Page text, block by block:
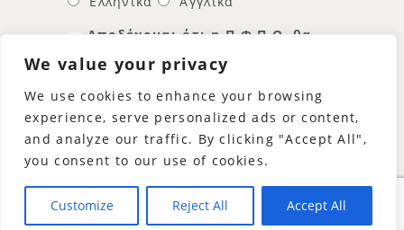
We value your privacy
We use cookies to enhance your browsing
experience, serve personalized ads or content,
and analyze our traffic. By clicking "Accept All",
you consent to our use of cookies.
Customize Reject All Accept All
Αποδέχομαι ότι η Π.Φ.Π.Ο. θα
email μου για να μου στείλει νέα